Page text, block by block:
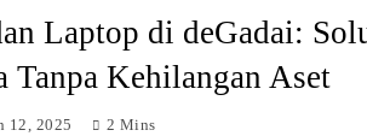
Laptop di deGadai:
Tanpa Kehilangan Aset
12, 2025 2 Mins